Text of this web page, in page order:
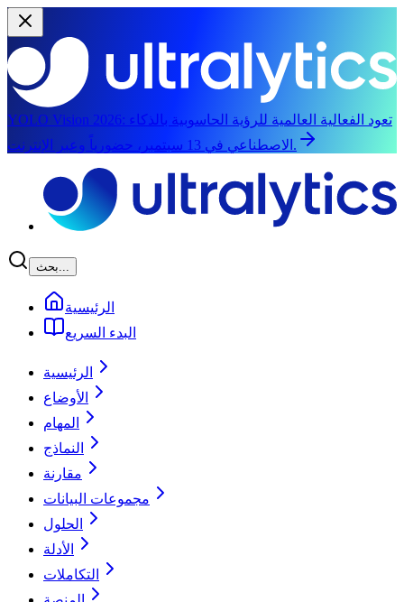
YOLO Vision 2026: تعود الفعالية العالمية للرؤية الحاسوبية بالذكاء
الاصطناعي في 13 سبتمبر، حضورياً وعبر الإنترنت.
بحث...
الرئيسية
البدء السريع
الرئيسية
الأوضاع
المهام
النماذج
مقارنة
مجموعات البيانات
الحلول
الأدلة
التكاملات